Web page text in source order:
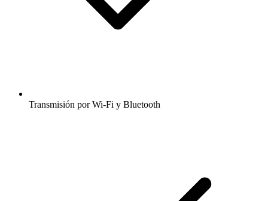
Transmisión por Wi-Fi y Bluetooth